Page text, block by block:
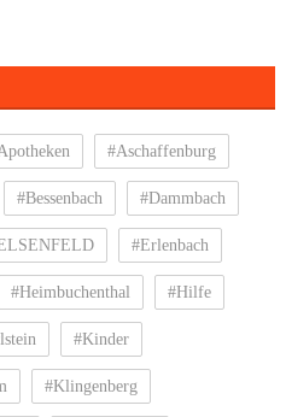
#Aschaffenburg
#Bessenbach #Dammbach
#Erlenbach
#Heimbuchenthal #Hilfe
#Kinder
#Klingenberg